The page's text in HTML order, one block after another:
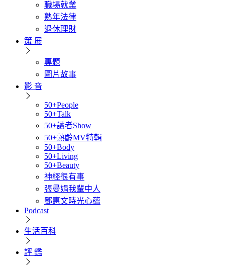
職場就業
熟年法律
退休理財
策 展
專題
圖片故事
影 音
50+People
50+Talk
50+讀者Show
50+熟齡MV特輯
50+Body
50+Living
50+Beauty
神經很有事
張曼娟我輩中人
鄧惠文時光心蘊
Podcast
生活百科
評 鑑